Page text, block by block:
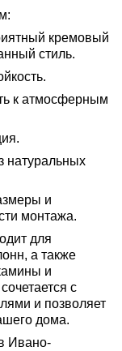
:
кремовый
стиль.
к атмосферным
натуральных
и
монтажа.
для
а также
и
с
и позволяет
дома.
Ивано-